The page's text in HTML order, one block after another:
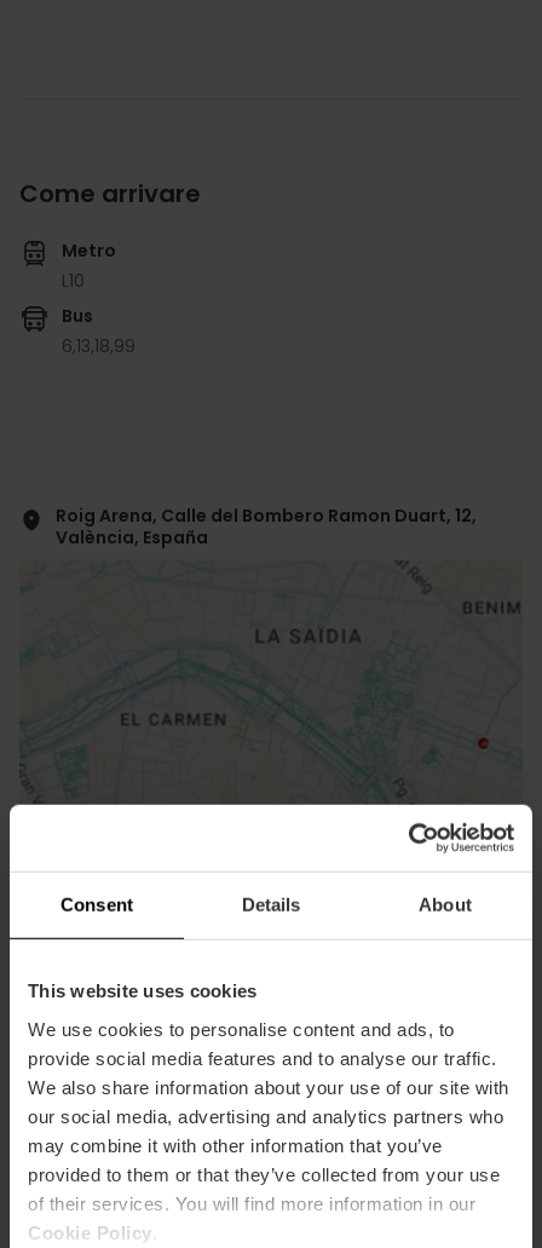
Consent Details About
This website uses cookies
We use cookies to personalise content and ads, to
provide social media features and to analyse our traffic.
We also share information about your use of our site with
our social media, advertising and analytics partners who
may combine it with other information that you’ve
provided to them or that they’ve collected from your use
of their services. You will find more information in our
Cookie Policy
Come arrivare
Metro
L10
Bus
6,13,18,99
Roig Arena, Calle del Bombero Ramon Duart, 12,
València, España
Guarda la mappa
Indicazioni